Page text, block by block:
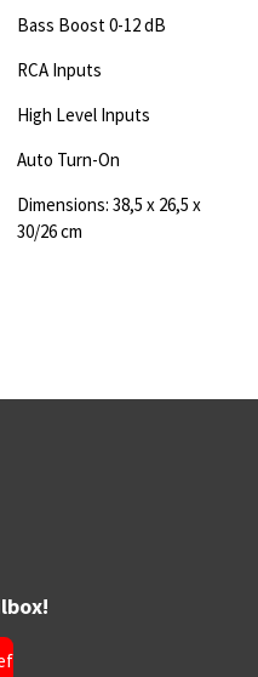
Bass Boost 0-12 dB
RCA Inputs
High Level Inputs
Auto Turn-On
Dimensions: 38,5 x 26,5 x
30/26 cm